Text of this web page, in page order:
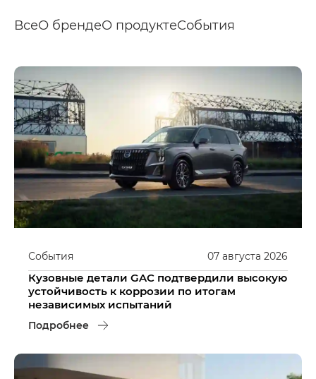
ВсеО брендеО продуктеСобытия
07 августа 2026
События
Кузовные детали GAC подтвердили высокую
устойчивость к коррозии по итогам
независимых испытаний
Подробнее